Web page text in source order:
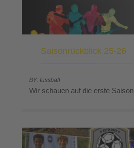
Saisonrückblick 25-26
BY: fussball
Wir schauen auf die erste